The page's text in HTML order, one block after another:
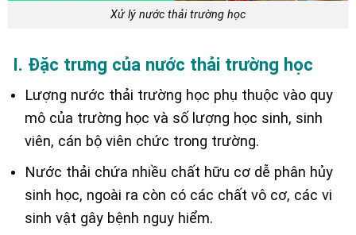
Xử lý nước thải trường học
I. Đặc trưng của nước thải trường học
Lượng nước thải trường học phụ thuộc vào quy
mô của trường học và số lượng học sinh, sinh
viên, cán bộ viên chức trong trường.
Nước thải chứa nhiều chất hữu cơ dễ phân hủy
sinh học, ngoài ra còn có các chất vô cơ, các vi
sinh vật gây bệnh nguy hiểm.